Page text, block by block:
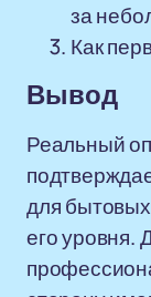
за
Как
Вывод
Реальный
для
его уровня.